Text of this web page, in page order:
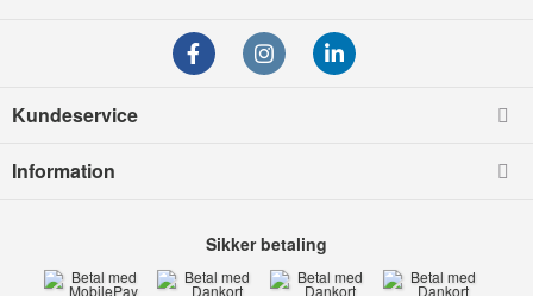
Kundeservice
Information
Sikker betaling